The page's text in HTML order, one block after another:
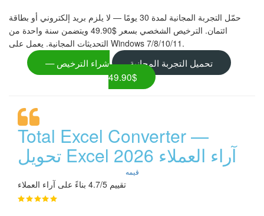
حمّل التجربة المجانية لمدة 30 يومًا — لا يلزم بريد إلكتروني أو بطاقة
ائتمان. الترخيص الشخصي بسعر $49.90 ويتضمن سنة واحدة من
التحديثات المجانية. يعمل على Windows 7/8/10/11.
تحميل التجربة المجانية
شراء الترخيص —
$49.90
Total Excel Converter —
تحويل Excel آراء العملاء 2026
قيمه
تقييم 4.7/5 بناءً على آراء العملاء